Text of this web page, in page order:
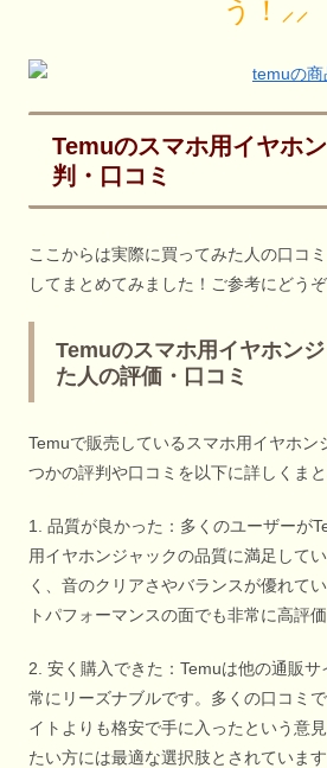
う！⸝⸝
Temuのスマホ用イヤホ
判・口コミ
ここからは実際に買ってみた人の口コ
してまとめてみました！ご参考にどう
Temuのスマホ用イヤホン
た人の評価・口コミ
Temuで販売しているスマホ用イヤホン
つかの評判や口コミを以下に詳しくまと
1. 品質が良かった：多くのユーザーが
用イヤホンジャックの品質に満足して
く、音のクリアさやバランスが優れて
トパフォーマンスの面でも非常に高評価
2. 安く購入できた：Temuは他の通販
常にリーズナブルです。多くの口コミ
イトよりも格安で手に入ったという意
たい方には最適な選択肢とされています